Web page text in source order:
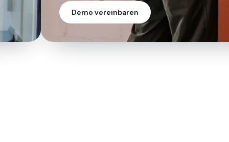
Demo vereinbaren